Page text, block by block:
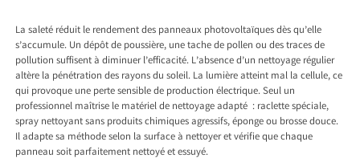
La saleté réduit le rendement des panneaux photovoltaïques dès qu’elle
s’accumule. Un dépôt de poussière, une tache de pollen ou des traces de
pollution suffisent à diminuer l’efficacité. L’absence d’un nettoyage régulier
altère la pénétration des rayons du soleil. La lumière atteint mal la cellule, ce
qui provoque une perte sensible de production électrique. Seul un
professionnel maîtrise le matériel de nettoyage adapté : raclette spéciale,
spray nettoyant sans produits chimiques agressifs, éponge ou brosse douce.
Il adapte sa méthode selon la surface à nettoyer et vérifie que chaque
panneau soit parfaitement nettoyé et essuyé.